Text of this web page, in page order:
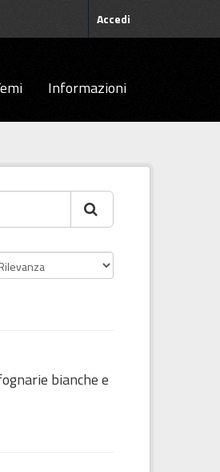
Accedi
Informazioni
bianche e